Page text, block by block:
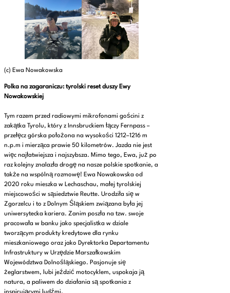
(c) Ewa Nowakowska
Polka na zagaraniczu: tyrolski reset duszy Ewy
Nowakowskiej
Tym razem przed radiowymi mikrofonami gościni z
zakątka Tyrolu, który z Innsbruckiem łączy Fernpass –
przełęcz górska położona na wysokości 1212–1216 m
n.p.m i mierząca prawie 50 kilometrów. Jazda nie jest
więc najłatwiejsza i najszybsza. Mimo tego, Ewa, już po
raz kolejny znalazła drogę na nasze polskie spotkanie, a
także na wspólną rozmowę! Ewa Nowakowska od
2020 roku mieszka w Lechaschau, małej tyrolskiej
miejscowości w sąsiedztwie Reutte. Urodziła się w
Zgorzelcu i to z Dolnym Śląskiem związana była jej
uniwersytecka kariera. Zanim poszła na tzw. swoje
pracowała w banku jako specjalistka w dziale
tworzącym produkty kredytowe dla rynku
mieszkaniowego oraz jako Dyrektorka Departamentu
Infrastruktury w Urzędzie Marszałkowskim
Województwa Dolnośląskiego. Pasjonuje się
żeglarstwem, lubi jeździć motocyklem, uspokaja ją
natura, a paliwem do działania są spotkania z